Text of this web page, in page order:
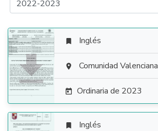

 Inglés
 Comunidad Valenciana
 Ordinaria de 2023
 Inglés